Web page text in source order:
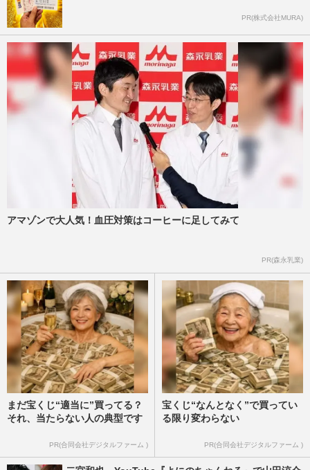
PR(株式会社MURA)
アマゾンで大人気！血圧対策はコーヒーに足してみて
PR(森永乳業)
まだ宝くじ“適当に”買ってる？
それ、当たらない人の典型です
PR(合同会社デジタルファーム )
宝くじ“なんとなく”で買ってい
る限り変わらない
PR(合同会社デジタルファーム )